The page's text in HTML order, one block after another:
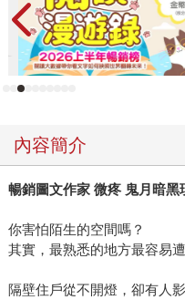
內容簡介
暢銷圖文作家 微疼 鬼月暗黑
你害怕陌生的空間嗎？
其實，最熟悉的地方最容易
隔壁住戶從不開燈，卻有人